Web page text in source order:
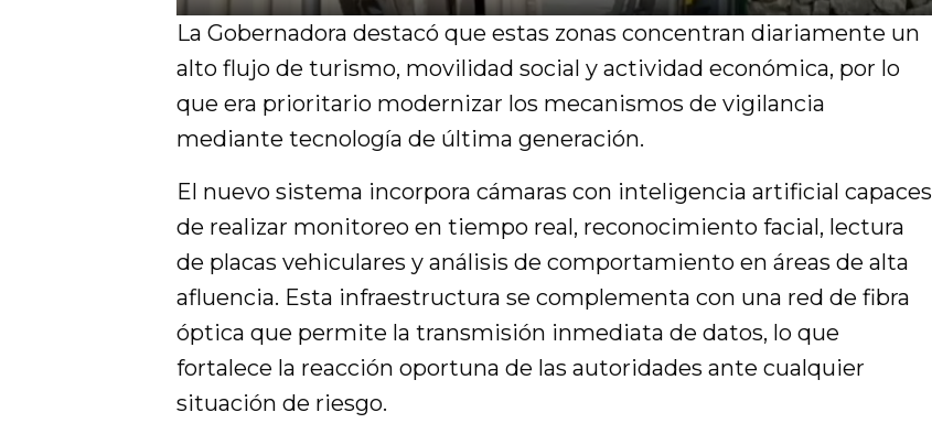
P
y
M
S
e
n
g
s
E
f
La Gobernadora destacó que estas zonas concentran diariamente un
alto flujo de turismo, movilidad social y actividad económica, por lo
que era prioritario modernizar los mecanismos de vigilancia
mediante tecnología de última generación.
El nuevo sistema incorpora cámaras con inteligencia artificial capaces
de realizar monitoreo en tiempo real, reconocimiento facial, lectura
de placas vehiculares y análisis de comportamiento en áreas de alta
afluencia. Esta infraestructura se complementa con una red de fibra
óptica que permite la transmisión inmediata de datos, lo que
fortalece la reacción oportuna de las autoridades ante cualquier
situación de riesgo.